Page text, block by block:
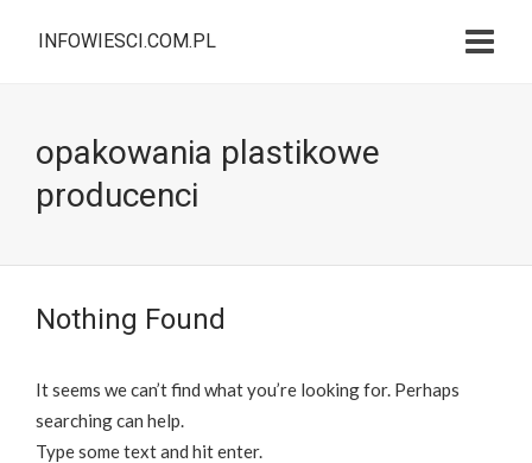
INFOWIESCI.COM.PL
opakowania plastikowe
producenci
Nothing Found
It seems we can’t find what you’re looking for. Perhaps
searching can help.
Type some text and hit enter.